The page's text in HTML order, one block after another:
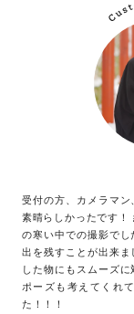
受付の方、カメラマ
素晴らしかったです！
の寒い中での撮影で
出を残すことが出来
した物にもスムーズ
ポーズも考えてくれ
た！！！